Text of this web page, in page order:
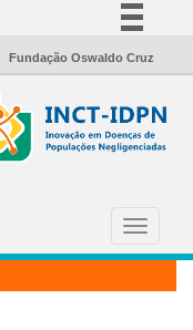
Simplifique!
Participe
à informação
Fundação Oswaldo Cruz
Toggle